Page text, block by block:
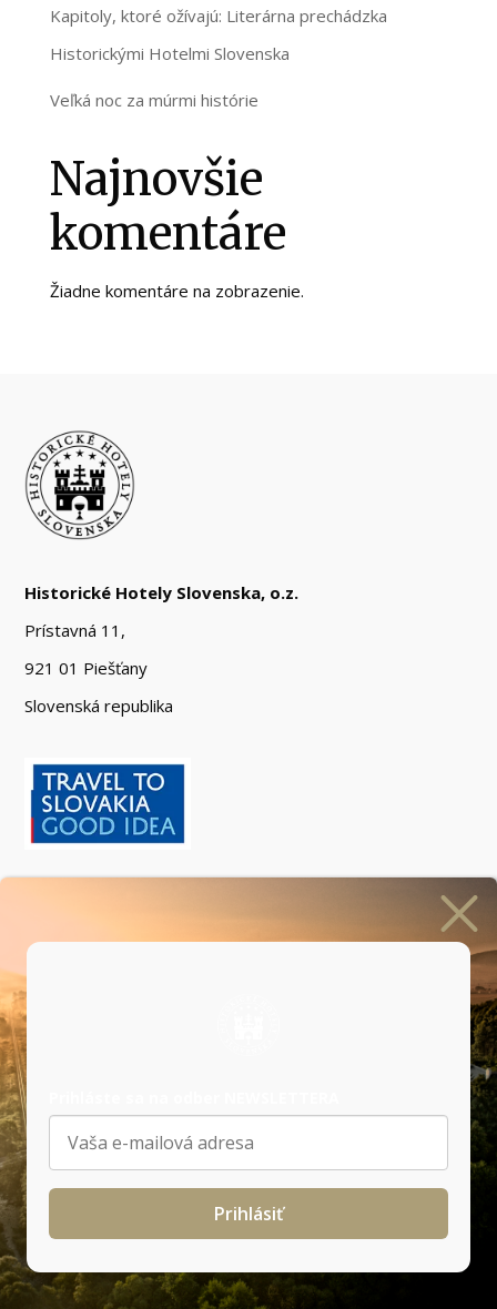
Kapitoly, ktoré ožívajú: Literárna prechádzka
Historickými Hotelmi Slovenska
Veľká noc za múrmi histórie
Najnovšie
komentáre
Žiadne komentáre na zobrazenie.
Historické Hotely Slovenska, o.z.
Prístavná 11,
921 01 Piešťany
Slovenská republika
Prihlásiť